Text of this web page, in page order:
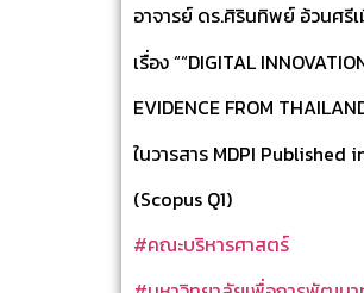
อาจารย์ ดร.ศิรินทิพย์ อ้วนศรี
เรื่อง ““DIGITAL
EVIDENCE FROM
ในวารสาร MDPI
(Scopus Q1)
#คณะบริหารศาสตร์